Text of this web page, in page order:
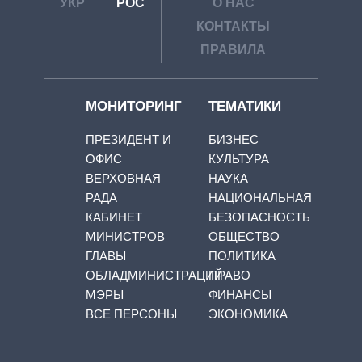
УКР РОС
О НАС
КОНТАКТЫ
ПРАВИЛА
МОНИТОРИНГ
ПРЕЗИДЕНТ И
ОФИС
ВЕРХОВНАЯ
РАДА
КАБИНЕТ
МИНИСТРОВ
ГЛАВЫ
ОБЛАДМИНИСТРАЦИЙ
МЭРЫ
ВСЕ ПЕРСОНЫ
ТЕМАТИКИ
БИЗНЕС
КУЛЬТУРА
НАУКА
НАЦИОНАЛЬНАЯ
БЕЗОПАСНОСТЬ
ОБЩЕСТВО
ПОЛИТИКА
ПРАВО
ФИНАНСЫ
ЭКОНОМИКА